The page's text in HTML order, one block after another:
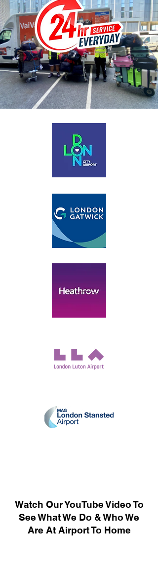
Watch Our YouTube Video To
See What We Do & Who We
Are At Airport To Home